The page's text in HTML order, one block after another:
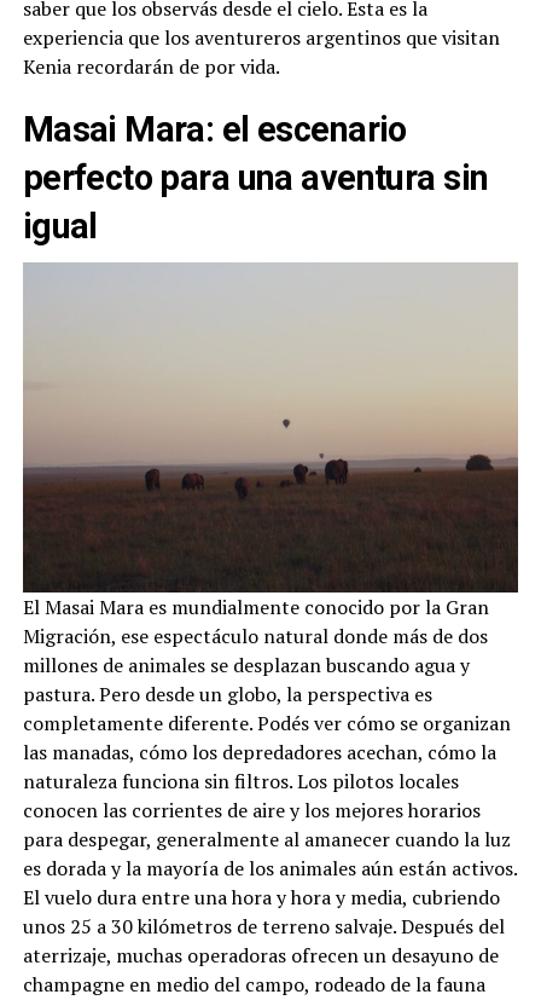
saber que los observás desde el cielo. Esta es la
experiencia que los aventureros argentinos que visitan
Kenia recordarán de por vida.
Masai Mara: el escenario
perfecto para una aventura sin
igual
El Masai Mara es mundialmente conocido por la Gran
Migración, ese espectáculo natural donde más de dos
millones de animales se desplazan buscando agua y
pastura. Pero desde un globo, la perspectiva es
completamente diferente. Podés ver cómo se organizan
las manadas, cómo los depredadores acechan, cómo la
naturaleza funciona sin filtros. Los pilotos locales
conocen las corrientes de aire y los mejores horarios
para despegar, generalmente al amanecer cuando la luz
es dorada y la mayoría de los animales aún están activos.
El vuelo dura entre una hora y hora y media, cubriendo
unos 25 a 30 kilómetros de terreno salvaje. Después del
aterrizaje, muchas operadoras ofrecen un desayuno de
champagne en medio del campo, rodeado de la fauna